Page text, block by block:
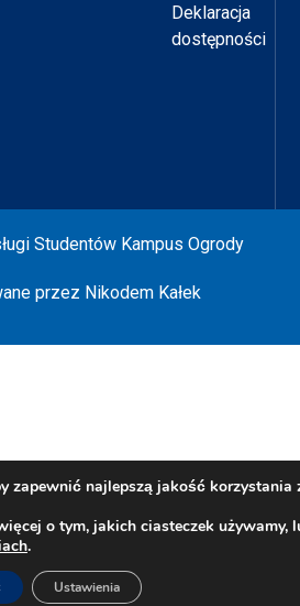
Deklaracja
dostępności
Studentów Kampus Ogrody
przez Nikodem Kałek
zapewnić najlepszą jakość korzystania
o tym, jakich ciasteczek używamy,
.
Ustawienia